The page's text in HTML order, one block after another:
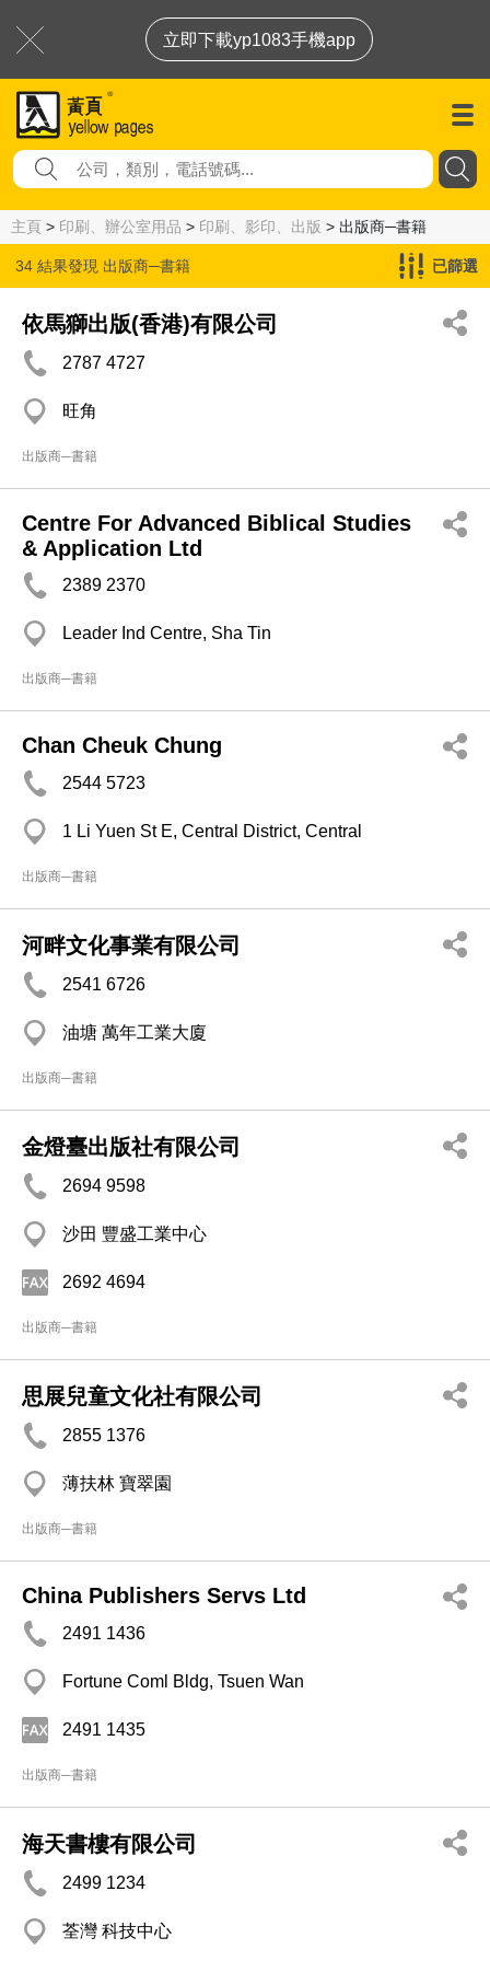
立即下載yp1083手機app
主頁 > 印刷、辦公室用品 > 印刷、影印、出版 > 出版商─書籍
34 結果發現 出版商─書籍 已篩選
依馬獅出版(香港)有限公司
2787 4727
旺角
出版商─書籍
Centre For Advanced Biblical Studies
& Application Ltd
2389 2370
Leader Ind Centre, Sha Tin
出版商─書籍
Chan Cheuk Chung
2544 5723
1 Li Yuen St E, Central District, Central
出版商─書籍
河畔文化事業有限公司
2541 6726
油塘 萬年工業大廈
出版商─書籍
金燈臺出版社有限公司
2694 9598
沙田 豐盛工業中心
2692 4694
出版商─書籍
思展兒童文化社有限公司
2855 1376
薄扶林 寶翠園
出版商─書籍
China Publishers Servs Ltd
2491 1436
Fortune Coml Bldg, Tsuen Wan
2491 1435
出版商─書籍
海天書樓有限公司
2499 1234
荃灣 科技中心